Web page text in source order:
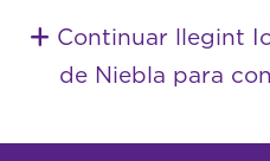
Continuar llegint
de Niebla para